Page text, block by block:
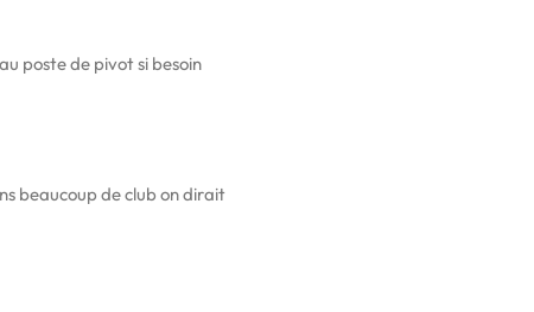
poste de pivot si besoin
beaucoup de club on dirait